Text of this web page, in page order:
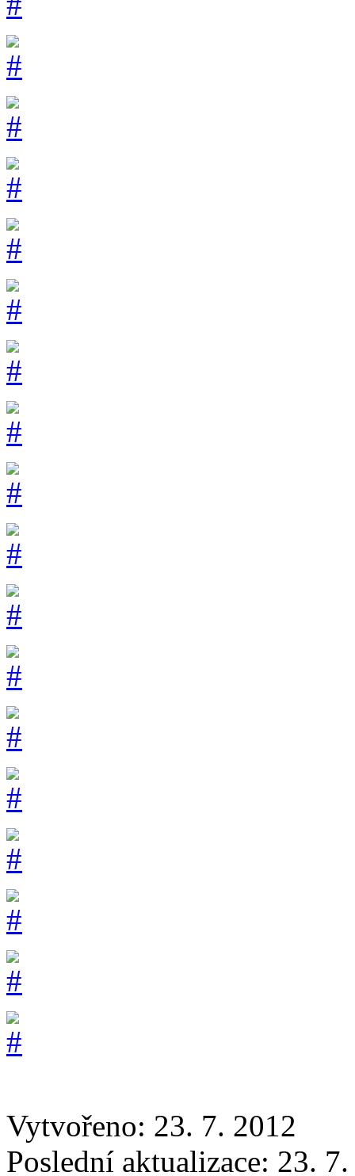
Vytvořeno: 23. 7. 2012
Poslední aktualizace: 23.